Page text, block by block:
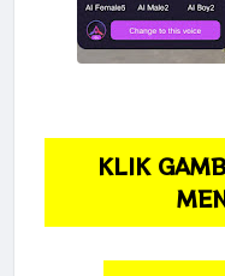
KLIK